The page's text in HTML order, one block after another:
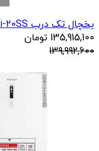
یخچال تک درب SRi-20SS دوو
135,915,100 تومان
139,992,600